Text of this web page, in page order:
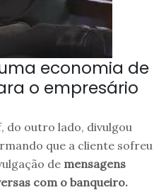
economia de
o empresário
do outro lado, divulgou
que a cliente sofreu
de mensagens
com o banqueiro.